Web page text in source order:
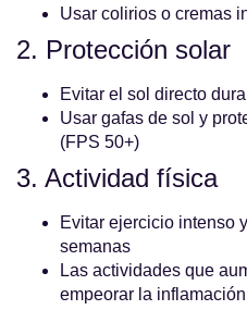
Usar colirios o cremas
2. Protección solar
Evitar el sol directo
Usar gafas de sol y
(FPS 50+)
3. Actividad física
Evitar ejercicio intenso
semanas
Las actividades que
empeorar la inflamación